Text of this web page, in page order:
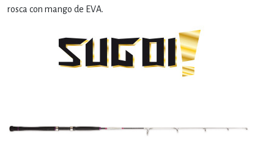
rosca con mango de EVA.